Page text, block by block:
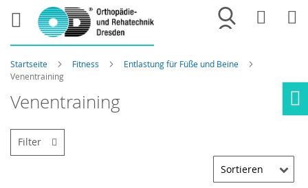
Merkliste
Startseite Fitness
Entlastung für Füße und Beine
Venentraining
Venentraining
Filter